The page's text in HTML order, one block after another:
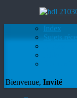
Index
Sujets
Bienvenue, Invité